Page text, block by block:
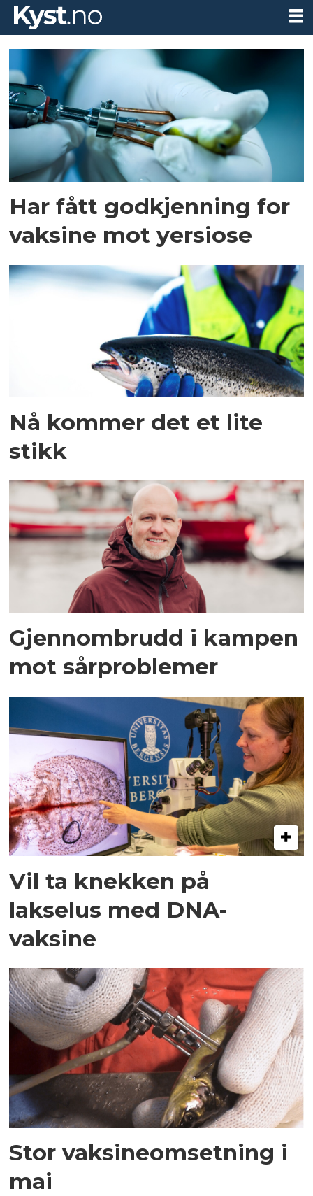
Tag:
vaksine
Har fått godkjenning for
vaksine mot yersiose
Nå kommer det et lite
stikk
Gjennombrudd i kampen
mot sårproblemer
Vil ta knekken på
lakselus med DNA-
vaksine
Stor vaksineomsetning i
mai